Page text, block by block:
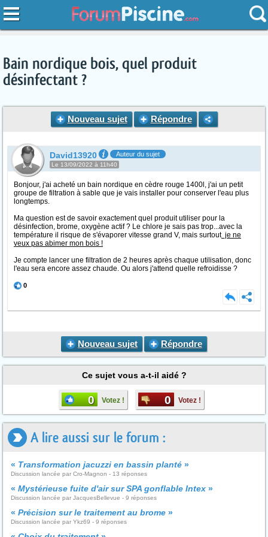
Bain nordique bois, quel produit
désinfectant ?
Nouveau sujet Répondre
David13920 Auteur du sujet
Le 13/09/2022 à 11h40
Bonjour, j'ai acheté un bain nordique en cèdre rouge 1400l, j'ai un petit
groupe de filtration à sable que je vais installer pour conserver l'eau plus
longtemps.
Ma question est de savoir exactement quel produit utiliser pour la
désinfection, brome, oxygène actif ? Le chlore je sais pas trop...avec la
température il risque de s'évaporer vitesse grand V, mais surtoutje ne
veux pas abimer mon bois !
Je compte lancer une filtration de 2 heures après chaque utilisation, donc
l'eau sera encore assez chaude. Ou alors j'attend quelle refroidisse ?
0
Nouveau sujet Répondre
Ce sujet vous a-t-il aidé ?
0 Votez ! 0 Votez !
A lire aussi sur le forum :
« Transformation jacuzzi en bassin planté »
Discussion lancée par Cro-Magnon - 13 réponses
« Mystérieuse fuite d'air sur SPA gonflable Intex »
Discussion lancée par JacquesBellevue - 9 réponses
« Précision sur le traitement au brome »
Discussion lancée par Ykz69 - 9 réponses